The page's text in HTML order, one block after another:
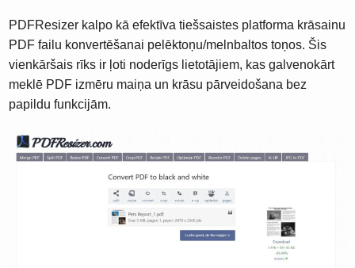
PDFResizer kalpo kā efektīva tiešsaistes platforma krāsainu
PDF failu konvertēšanai pelēktoņu/melnbaltos toņos. Šis
vienkāršais rīks ir ļoti noderīgs lietotājiem, kas galvenokārt
meklē PDF izmēru maiņa un krāsu pārveidošana bez
papildu funkcijām.